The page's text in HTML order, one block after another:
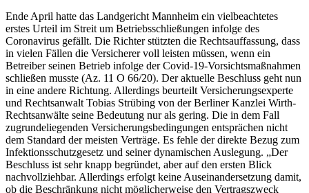
Ende April hatte das Landgericht Mannheim ein vielbeachtetes
erstes Urteil im Streit um Betriebsschließungen infolge des
Coronavirus gefällt. Die Richter stützten die Rechtsauffassung, dass
in vielen Fällen die Versicherer voll leisten müssen, wenn ein
Betreiber seinen Betrieb infolge der Covid-19-Vorsichtsmaßnahmen
schließen musste (Az. 11 O 66/20). Der aktuelle Beschluss geht nun
in eine andere Richtung. Allerdings beurteilt Versicherungsexperte
und Rechtsanwalt Tobias Strübing von der Berliner Kanzlei Wirth-
Rechtsanwälte seine Bedeutung nur als gering. Die in dem Fall
zugrundeliegenden Versicherungsbedingungen entsprächen nicht
dem Standard der meisten Verträge. Es fehle der direkte Bezug zum
Infektionsschutzgesetz und seiner dynamischen Auslegung. „Der
Beschluss ist sehr knapp begründet, aber auf den ersten Blick
nachvollziehbar. Allerdings erfolgt keine Auseinandersetzung damit,
ob die Beschränkung nicht möglicherweise den Vertragszweck